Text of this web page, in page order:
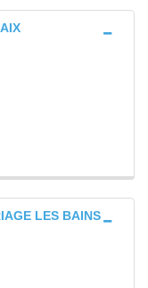
LES BAINS